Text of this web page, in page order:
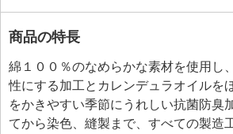
商品の特長
綿１００％のなめらかな素材を使用し
性にする加工とカレンデュラオイルを
をかきやすい季節にうれしい抗菌防臭
てから染色、縫製まで、すべての製造